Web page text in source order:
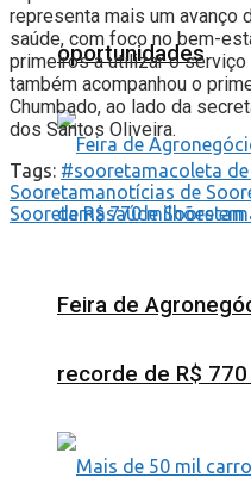
oportunidades
Feira de
recorde de R$
representa mais um avanço
saúde, com foco no bem-
primeiros a utilizar o serviço
também acompanhou o
Chumbado, ao lado da
dos Santos Oliveira.
Tags: #sooretamacoleta
Sooretamanotícias de
Sooretamasaúde